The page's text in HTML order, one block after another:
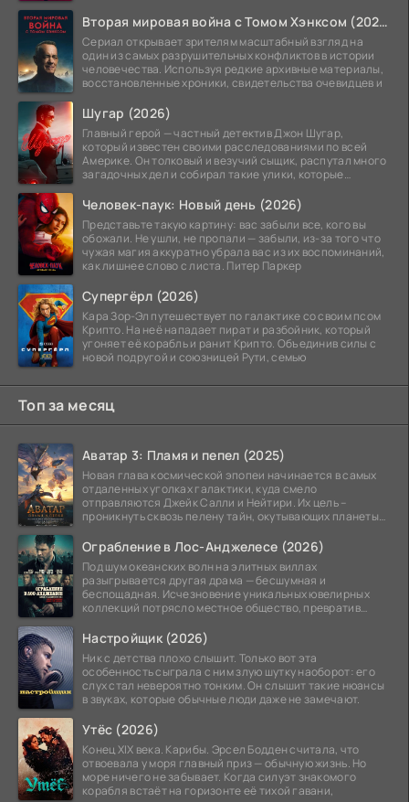
Вторая мировая война с Томом Хэнксом (2026)
Сериал открывает зрителям масштабный взгляд на
один из самых разрушительных конфликтов в истории
человечества. Используя редкие архивные материалы,
восстановленные хроники, свидетельства очевидцев и
Шугар (2026)
Главный герой — частный детектив Джон Шугар,
который известен своими расследованиями по всей
Америке. Он толковый и везучий сыщик, распутал много
загадочных дел и собирал такие улики, которые
Человек-паук: Новый день (2026)
Представьте такую картину: вас забыли все, кого вы
обожали. Не ушли, не пропали — забыли, из-за того что
чужая магия аккуратно убрала вас из их воспоминаний,
как лишнее слово с листа. Питер Паркер
Супергёрл (2026)
Кара Зор-Эл путешествует по галактике со своим псом
Крипто. На неё нападает пират и разбойник, который
угоняет её корабль и ранит Крипто. Объединив силы с
новой подругой и союзницей Рути, семью
Топ за месяц
Аватар 3: Пламя и пепел (2025)
Новая глава космической эпопеи начинается в самых
отдаленных уголках галактики, куда смело
отправляются Джейк Салли и Нейтири. Их цель –
проникнуть сквозь пелену тайн, окутывающих планеты
Ограбление в Лос-Анджелесе (2026)
Под шум океанских волн на элитных виллах
разыгрывается другая драма — бесшумная и
беспощадная. Исчезновение уникальных ювелирных
коллекций потрясло местное общество, превратив
Настройщик (2026)
Ник с детства плохо слышит. Только вот эта
особенность сыграла с ним злую шутку наоборот: его
слух стал невероятно тонким. Он слышит такие нюансы
в звуках, которые обычные люди даже не замечают.
Утёс (2026)
Конец XIX века. Карибы. Эрсел Бодден считала, что
отвоевала у моря главный приз — обычную жизнь. Но
море ничего не забывает. Когда силуэт знакомого
корабля встаёт на горизонте её тихой гавани,